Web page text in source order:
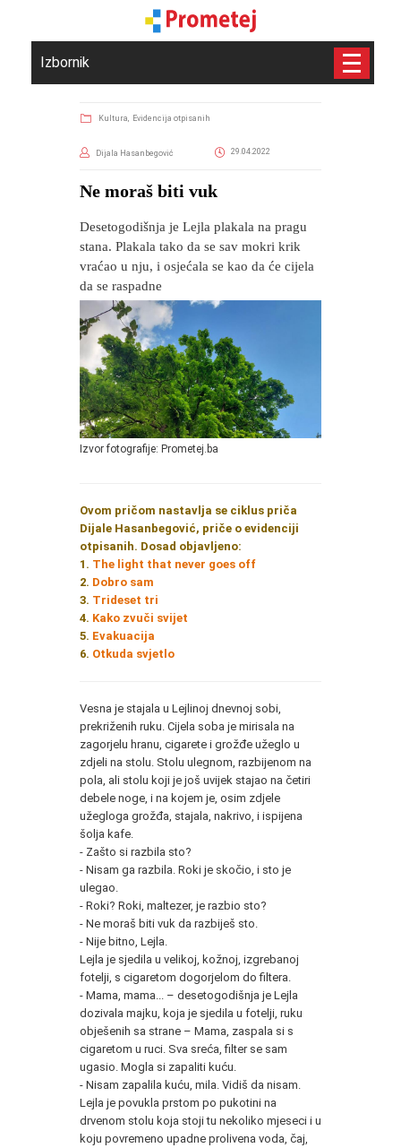
Izbornik
Kultura, Evidencija otpisanih
Dijala Hasanbegović 29.04.2022
​Ne moraš biti vuk
Desetogodišnja je Lejla plakala na pragu
stana. Plakala tako da se sav mokri krik
vraćao u nju, i osjećala se kao da će cijela
da se raspadne
Izvor fotografije: Prometej.ba
Ovom pričom nastavlja se ciklus priča
Dijale Hasanbegović, priče o evidenciji
otpisanih. Dosad objavljeno:
1. The light that never goes off
2. Dobro sam
3. Trideset tri
4. Kako zvuči svijet
5. Evakuacija
6. Otkuda svjetlo
Vesna je stajala u Lejlinoj dnevnoj sobi,
prekriženih ruku. Cijela soba je mirisala na
zagorjelu hranu, cigarete i grožđe užeglo u
zdjeli na stolu. Stolu ulegnom, razbijenom na
pola, ali stolu koji je još uvijek stajao na četiri
debele noge, i na kojem je, osim zdjele
užegloga grožđa, stajala, nakrivo, i ispijena
šolja kafe.
- Zašto si razbila sto?
- Nisam ga razbila. Roki je skočio, i sto je
ulegao.
- Roki? Roki, maltezer, je razbio sto?
- Ne moraš biti vuk da razbiješ sto.
- Nije bitno, Lejla.
Lejla je sjedila u velikoj, kožnoj, izgrebanoj
fotelji, s cigaretom dogorjelom do filtera.
- Mama, mama... – desetogodišnja je Lejla
dozivala majku, koja je sjedila u fotelji, ruku
obješenih sa strane – Mama, zaspala si s
cigaretom u ruci. Sva sreća, filter se sam
ugasio. Mogla si zapaliti kuću.
- Nisam zapalila kuću, mila. Vidiš da nisam.
Lejla je povukla prstom po pukotini na
drvenom stolu koja stoji tu nekoliko mjeseci i u
koju povremeno upadne prolivena voda, čaj,